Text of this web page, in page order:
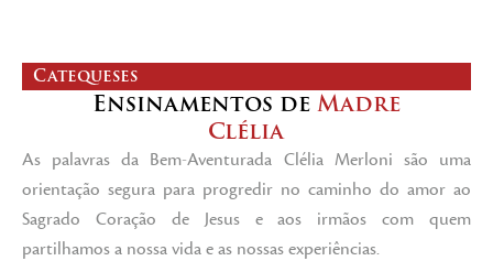
Catequeses
Ensinamentos deMadre
Clélia
As palavras da Bem-Aventurada Clélia Merloni são uma
orientação segura para progredir no caminho do amor ao
Sagrado Coração de Jesus e aos irmãos com quem
partilhamos a nossa vida e as nossas experiências.